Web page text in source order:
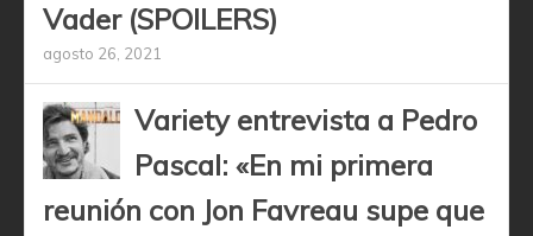
Vader (SPOILERS)
agosto 26, 2021
Variety entrevista a Pedro
Pascal: «En mi primera
reunión con Jon Favreau supe que